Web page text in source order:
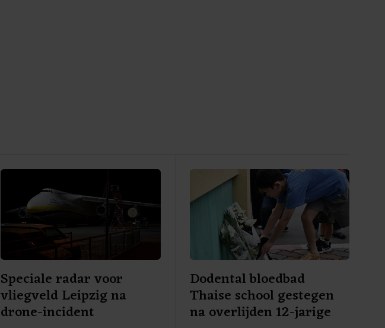
Speciale radar voor
vliegveld Leipzig na
drone-incident
Dodental bloedbad
Thaise school gestegen
na overlijden 12-jarige